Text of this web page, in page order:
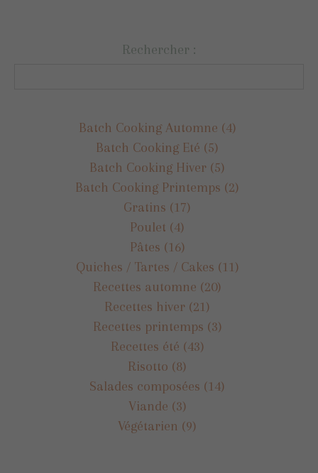
Rechercher :
Batch Cooking Automne (4)
Batch Cooking Eté (5)
Batch Cooking Hiver (5)
Batch Cooking Printemps (2)
Gratins (17)
Poulet (4)
Pâtes (16)
Quiches / Tartes / Cakes (11)
Recettes automne (20)
Recettes hiver (21)
Recettes printemps (3)
Recettes été (43)
Risotto (8)
Salades composées (14)
Viande (3)
Végétarien (9)